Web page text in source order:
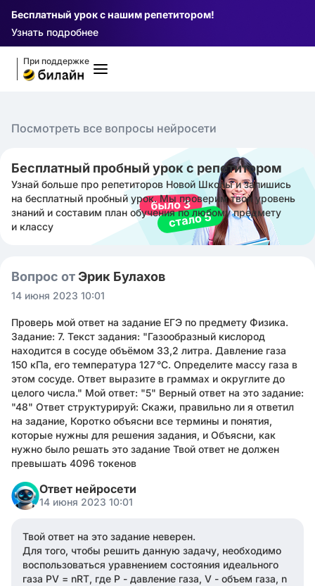
Бесплатный урок с нашим репетитором!
Узнать подробнее
При поддержке
Посмотреть все вопросы нейросети
Бесплатный пробный урок с репетитором
Узнай больше про репетиторов Новой Школы и запишись
на бесплатный пробный урок. Мы проверим твой уровень
знаний и составим план обучения по любому предмету
и классу
Вопрос от Эрик Булахов
14 июня 2023 10:01
Проверь мой ответ на задание ЕГЭ по предмету Физика.
Задание: 7. Текст задания: "Газообразный кислород
находится в сосуде объёмом 33,2 литра. Давление газа
150 кПа, его температура 127 °C. Определите массу газа в
этом сосуде. Ответ выразите в граммах и округлите до
целого числа." Мой ответ: "5" Верный ответ на это задание:
"48" Ответ структурируй: Скажи, правильно ли я ответил
на задание, Коротко объясни все термины и понятия,
которые нужны для решения задания, и Объясни, как
нужно было решать это задание Твой ответ не должен
превышать 4096 токенов
Ответ нейросети
14 июня 2023 10:01
Твой ответ на это задание неверен.
Для того, чтобы решить данную задачу, необходимо
воспользоваться уравнением состояния идеального
газа PV = nRT, где P - давление газа, V - объем газа, n